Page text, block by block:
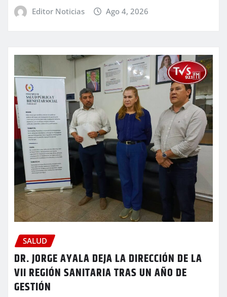
Editor Noticias Ago 4, 2026
SALUD
DR. JORGE AYALA DEJA LA DIRECCIÓN DE LA
VII REGIÓN SANITARIA TRAS UN AÑO DE
GESTIÓN